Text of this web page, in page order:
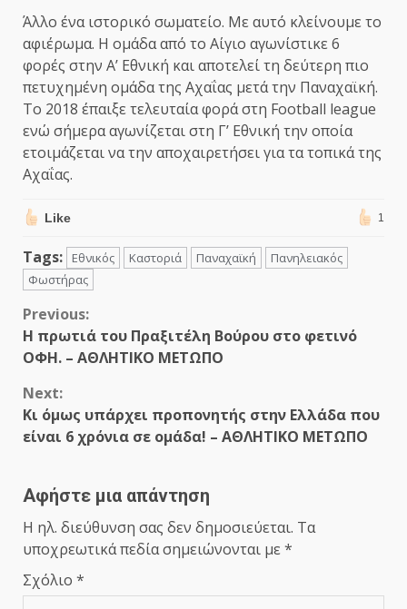
Άλλο ένα ιστορικό σωματείο. Με αυτό κλείνουμε το
αφιέρωμα. Η ομάδα από το Αίγιο αγωνίστικε 6
φορές στην Α’ Εθνική και αποτελεί τη δεύτερη πιο
πετυχημένη ομάδα της Αχαΐας μετά την Παναχαϊκή.
Το 2018 έπαιξε τελευταία φορά στη Football league
ενώ σήμερα αγωνίζεται στη Γ’ Εθνική την οποία
ετοιμάζεται να την αποχαιρετήσει για τα τοπικά της
Αχαΐας.
Like 1
Tags: Εθνικός Καστοριά Παναχαϊκή
Πανηλειακός
Φωστήρας
Continue
Reading
Previous:
Η πρωτιά του Πραξιτέλη Βούρου στο φετινό
ΟΦΗ. – ΑΘΛΗΤΙΚΟ ΜΕΤΩΠΟ
Next:
Κι όμως υπάρχει προπονητής στην Ελλάδα που
είναι 6 χρόνια σε ομάδα! – ΑΘΛΗΤΙΚΟ ΜΕΤΩΠΟ
Αφήστε μια απάντηση
Η ηλ. διεύθυνση σας δεν δημοσιεύεται. Τα
υποχρεωτικά πεδία σημειώνονται με *
Σχόλιο *